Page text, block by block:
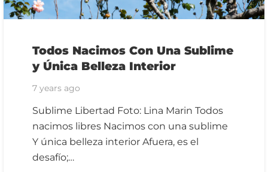
Todos Nacimos Con Una Sublime
y Única Belleza Interior
7 years ago
Sublime Libertad Foto: Lina Marin Todos
nacimos libres Nacimos con una sublime
Y única belleza interior Afuera, es el
desafío;…